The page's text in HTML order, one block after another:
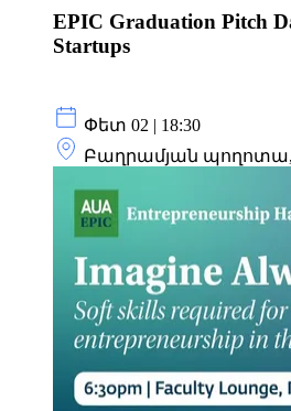
EPIC Graduation Pitch
Startups
Փետ 02 | 18:30
Բաղրամյան պողոտա,